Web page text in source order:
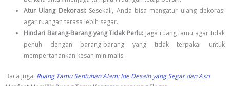
Atur Ulang Dekorasi:Sesekali, Anda bisa mengatur ulang dekorasi
agar ruangan terasa lebih segar.
Hindari Barang-Barang yang Tidak Perlu: Jaga ruang tamu agar tidak
penuh dengan barang-barang yang tidak terpakai untuk
mempertahankan kesan minimalis.
Baca Juga: Ruang Tamu Sentuhan Alam: Ide Desain yang Segar dan Asri